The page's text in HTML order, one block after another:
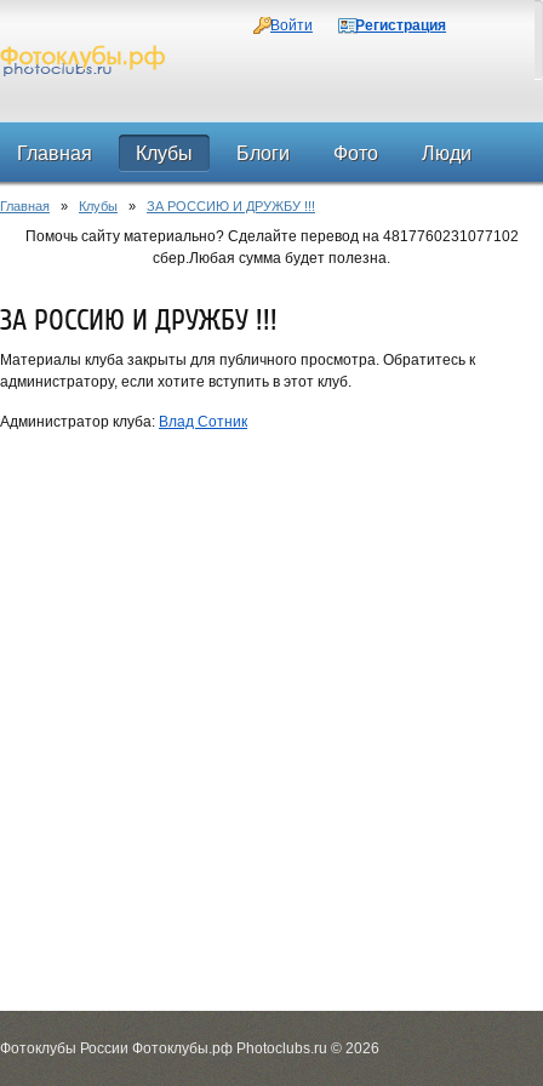
Войти Регистрация
Главная Клубы Блоги Фото Люди
Форум
Главная » Клубы » ЗА РОССИЮ И ДРУЖБУ !!!
Помочь сайту материально? Сделайте перевод на 4817760231077102
сбер.Любая сумма будет полезна.
ЗА РОССИЮ И ДРУЖБУ !!!
Материалы клуба закрыты для публичного просмотра. Обратитесь к
администратору, если хотите вступить в этот клуб.
Администратор клуба: Влад Сотник
Фотоклубы России Фотоклубы.рф Photoclubs.ru © 2026